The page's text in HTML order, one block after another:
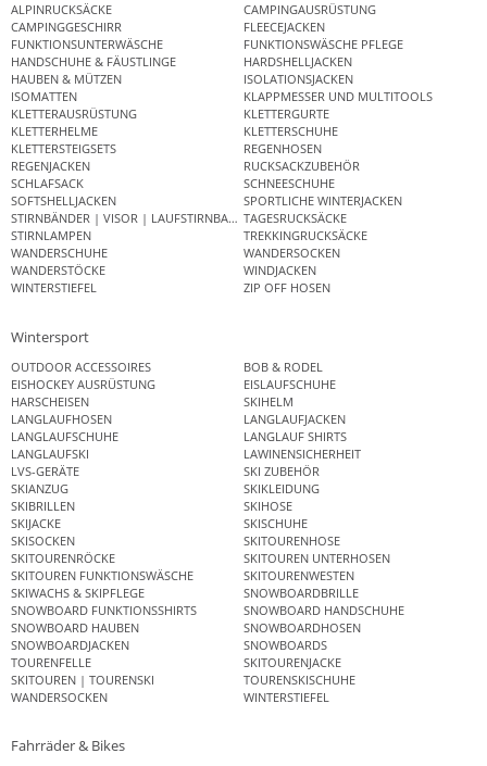
ALPINRUCKSÄCKE
CAMPINGAUSRÜSTUNG
CAMPINGGESCHIRR
FLEECEJACKEN
FUNKTIONSUNTERWÄSCHE
FUNKTIONSWÄSCHE PFLEGE
HANDSCHUHE & FÄUSTLINGE
HARDSHELLJACKEN
HAUBEN & MÜTZEN
ISOLATIONSJACKEN
ISOMATTEN
KLAPPMESSER UND MULTITOOLS
KLETTERAUSRÜSTUNG
KLETTERGURTE
KLETTERHELME
KLETTERSCHUHE
KLETTERSTEIGSETS
REGENHOSEN
REGENJACKEN
RUCKSACKZUBEHÖR
SCHLAFSACK
SCHNEESCHUHE
SOFTSHELLJACKEN
SPORTLICHE WINTERJACKEN
STIRNBÄNDER | VISOR | LAUFSTIRNBANDTAGESRUCKSÄCKE
STIRNLAMPEN
TREKKINGRUCKSÄCKE
WANDERSCHUHE
WANDERSOCKEN
WANDERSTÖCKE
WINDJACKEN
WINTERSTIEFEL
ZIP OFF HOSEN
Wintersport
OUTDOOR ACCESSOIRES
BOB & RODEL
EISHOCKEY AUSRÜSTUNG
EISLAUFSCHUHE
HARSCHEISEN
SKIHELM
LANGLAUFHOSEN
LANGLAUFJACKEN
LANGLAUFSCHUHE
LANGLAUF SHIRTS
LANGLAUFSKI
LAWINENSICHERHEIT
LVS-GERÄTE
SKI ZUBEHÖR
SKIANZUG
SKIKLEIDUNG
SKIBRILLEN
SKIHOSE
SKIJACKE
SKISCHUHE
SKISOCKEN
SKITOURENHOSE
SKITOURENRÖCKE
SKITOUREN UNTERHOSEN
SKITOUREN FUNKTIONSWÄSCHE
SKITOURENWESTEN
SKIWACHS & SKIPFLEGE
SNOWBOARDBRILLE
SNOWBOARD FUNKTIONSSHIRTS
SNOWBOARD HANDSCHUHE
SNOWBOARD HAUBEN
SNOWBOARDHOSEN
SNOWBOARDJACKEN
SNOWBOARDS
TOURENFELLE
SKITOURENJACKE
SKITOUREN | TOURENSKI
TOURENSKISCHUHE
WANDERSOCKEN
WINTERSTIEFEL
Fahrräder & Bikes